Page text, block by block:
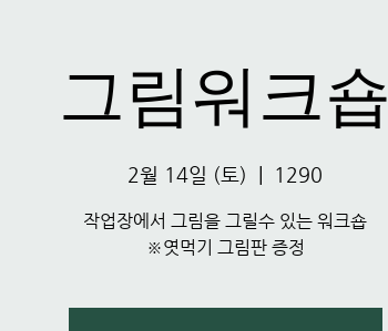
그림워크숍
2월 14일 (토) 1290
작업장에서 그림을 그릴수 있는 워크숍
※엿먹기 그림판 증정